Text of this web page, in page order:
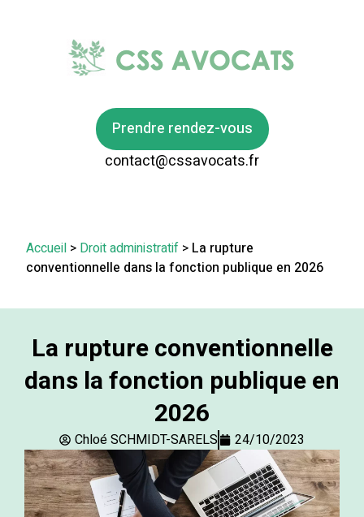
Prendre rendez-vous
contact@cssavocats.fr
Accueil > Droit administratif > La rupture
conventionnelle dans la fonction publique en 2026
La rupture conventionnelle
dans la fonction publique en
2026
Chloé SCHMIDT-SARELS 24/10/2023